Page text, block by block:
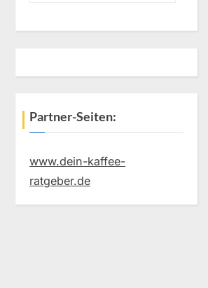
Partner-Seiten:
www.dein-kaffee-
ratgeber.de